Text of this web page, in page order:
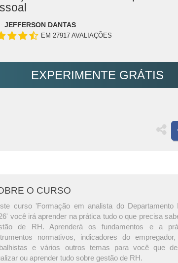
JEFFERSON DANTAS
EM 27917 AVALIAÇÕES
EXPERIMENTE GRÁTIS
O CURSO
curso 'Formação em analista do Departamento
você irá aprender na prática tudo o que precisa
de RH. Aprenderá os fundamentos e a
normativos, indicadores do empregador,
e vários outros temas para você que
ou aprender tudo sobre gestão de RH.